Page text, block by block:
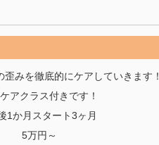
みを徹底的にケアしていきます！
アクラス付きです！
1か月スタート3ヶ月
5万円～